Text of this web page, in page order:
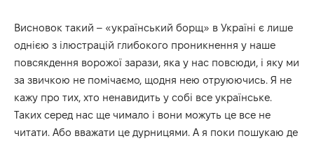
Висновок такий – «український борщ» в Україні є лише
однією з ілюстрацій глибокого проникнення у наше
повсякдення ворожої зарази, яка у нас повсюди, і яку ми
за звичкою не помічаємо, щодня нею отруюючись. Я не
кажу про тих, хто ненавидить у собі все українське.
Таких серед нас ще чимало і вони можуть це все не
читати. Або вважати це дурницями. А я поки пошукаю де